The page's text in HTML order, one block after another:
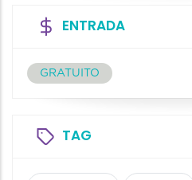
ENTRADA
GRATUITO
TAG